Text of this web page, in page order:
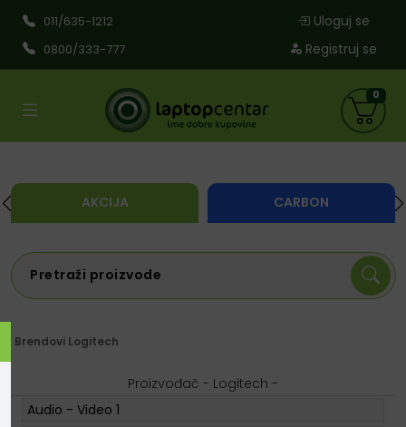
011/635-1212
0800/333-777
Uloguj se
Registruj se
AKCIJA CARBON
0
Brendovi Logitech
Proizvođač - Logitech -
Audio - Video 1